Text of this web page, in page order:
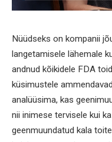
Nüüdseks on kompanii
langetamisele lähemale
andnud kõikidele FDA
küsimustele
analüüsima, kas
nii inimese tervisele kui
geenmuundatud kala